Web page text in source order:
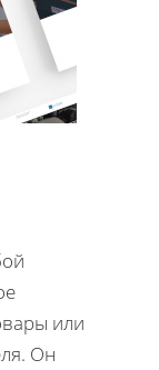
или
Он